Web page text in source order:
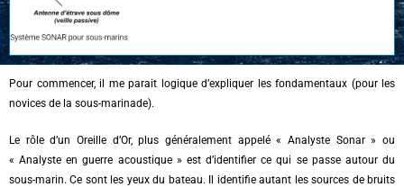
Pour commencer, il me parait logique d’expliquer les fondamentaux (pour les
novices de la sous-marinade).
Le rôle d’un Oreille d’Or, plus généralement appelé « Analyste Sonar » ou
« Analyste en guerre acoustique » est d’identifier ce qui se passe autour du
sous-marin. Ce sont les yeux du bateau. Il identifie autant les sources de bruits